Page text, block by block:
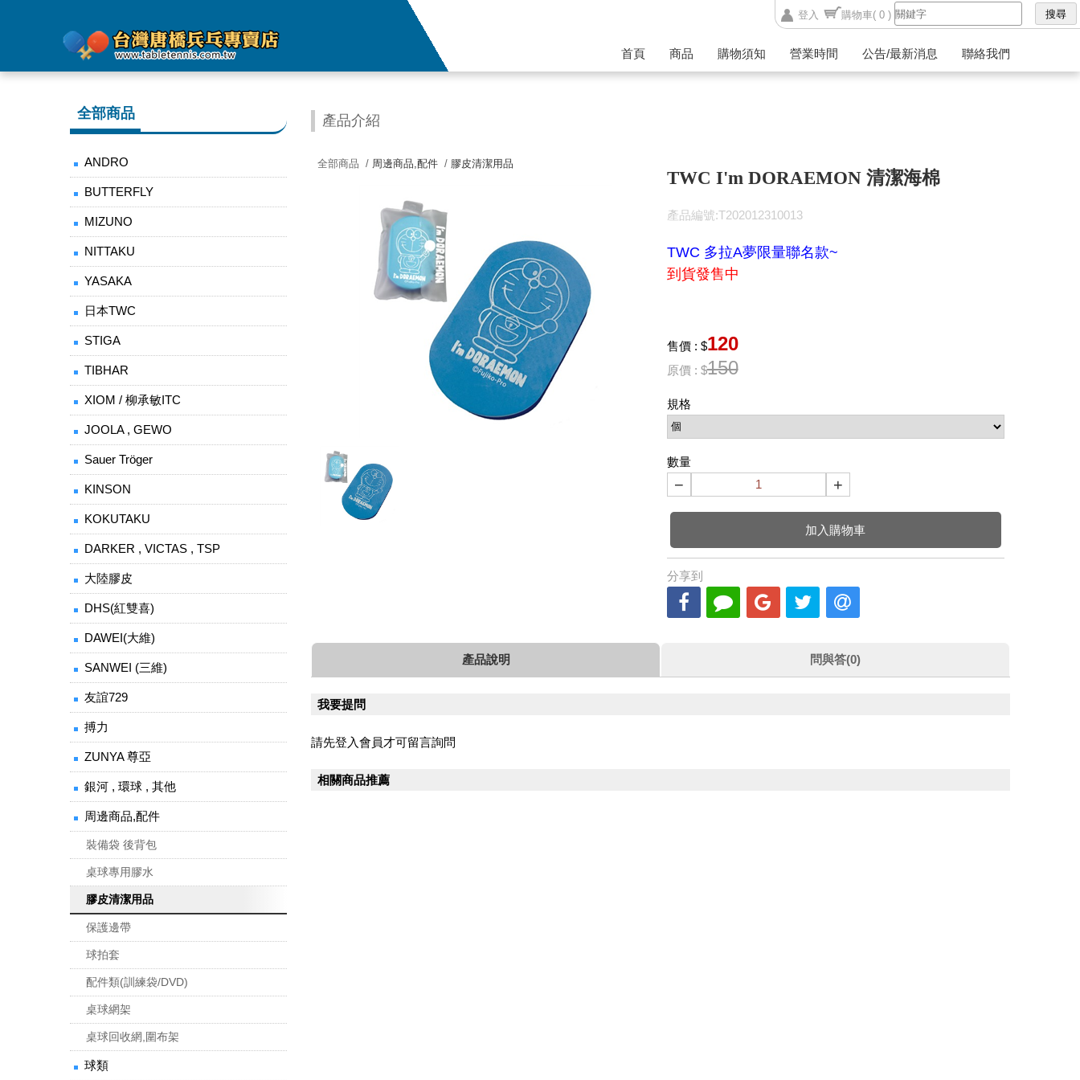
登入 購物車( 0 )
首頁 商品 購物須知 營業時間 公告/最新消息 聯絡我們
全部商品
ANDRO
BUTTERFLY
MIZUNO
NITTAKU
YASAKA
日本TWC
STIGA
TIBHAR
XIOM / 柳承敏ITC
JOOLA , GEWO
Sauer Tröger
KINSON
KOKUTAKU
DARKER , VICTAS , TSP
大陸膠皮
DHS(紅雙喜)
DAWEI(大維)
SANWEI (三維)
友誼729
搏力
ZUNYA 尊亞
銀河 , 環球 , 其他
周邊商品,配件
裝備袋 後背包
桌球專用膠水
膠皮清潔用品
保護邊帶
球拍套
配件類(訓練袋/DVD)
桌球網架
桌球回收網,圍布架
球類
產品介紹
全部商品 / 周邊商品,配件/ 膠皮清潔用品
TWC I'm DORAEMON 清潔海棉
產品編號:T202012310013
TWC 多拉A夢限量聯名款~
到貨發售中
售價 : $120
原價 : $150
規格
數量
− +
加入購物車
分享到
產品說明 問與答(0)
我要提問
請先登入會員才可留言詢問
相關商品推薦